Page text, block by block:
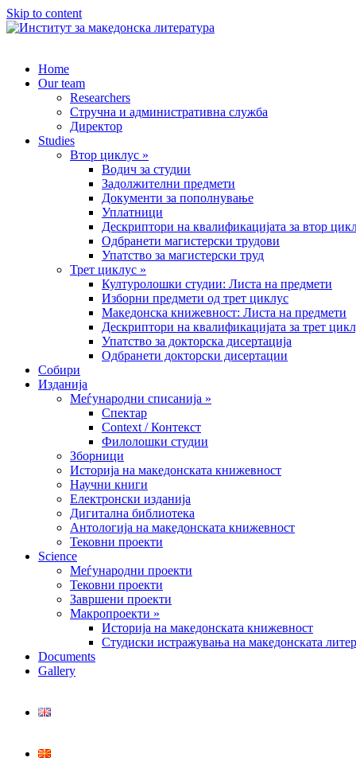
Skip to content
Home
Our team
Researchers
Стручна и административна служба
Директор
Studies
Втор циклус »
Водич за студии
Задолжителни предмети
Документи за пополнување
Уплатници
Дескриптори на квалификацијата за втор
Одбранети магистерски трудови
Упатство за магистерски труд
Трет циклус »
Културолошки студии: Листа на предмети
Изборни предмети од трет циклус
Македонска книжевност: Листа на предмети
Дескриптори на квалификацијата за трет
Упатство за докторска дисертација
Одбранети докторски дисертации
Собири
Изданија
Меѓународни списанија »
Спектар
Context / Контекст
Филолошки студии
Зборници
Историја на македонската книжевност
Научни книги
Електронски изданија
Дигитална библиотека
Антологија на македонската книжевност
Тековни проекти
Science
Меѓународни проекти
Тековни проекти
Завршени проекти
Макропроекти »
Историја на македонската книжевност
Студиски истражувања на македонската
Documents
Gallery